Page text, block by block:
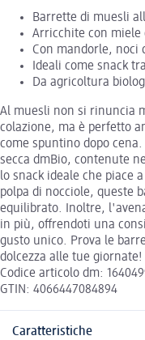
Barrette di muesli
Arricchite con miele
Con mandorle, noci
Ideali come snack
Da agricoltura
Al muesli non si rinuncia
colazione, ma è perfetto
come spuntino dopo
secca dmBio, contenute
lo snack ideale che piace
polpa di nocciole, queste
equilibrato. Inoltre,
in più, offrendoti una
gusto unico. Prova le
dolcezza alle tue giornate!
Codice articolo dm:
GTIN: 4066447084894
Caratteristiche